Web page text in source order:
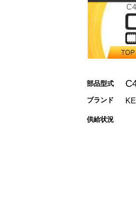
部品型式
ブランド
供給状況